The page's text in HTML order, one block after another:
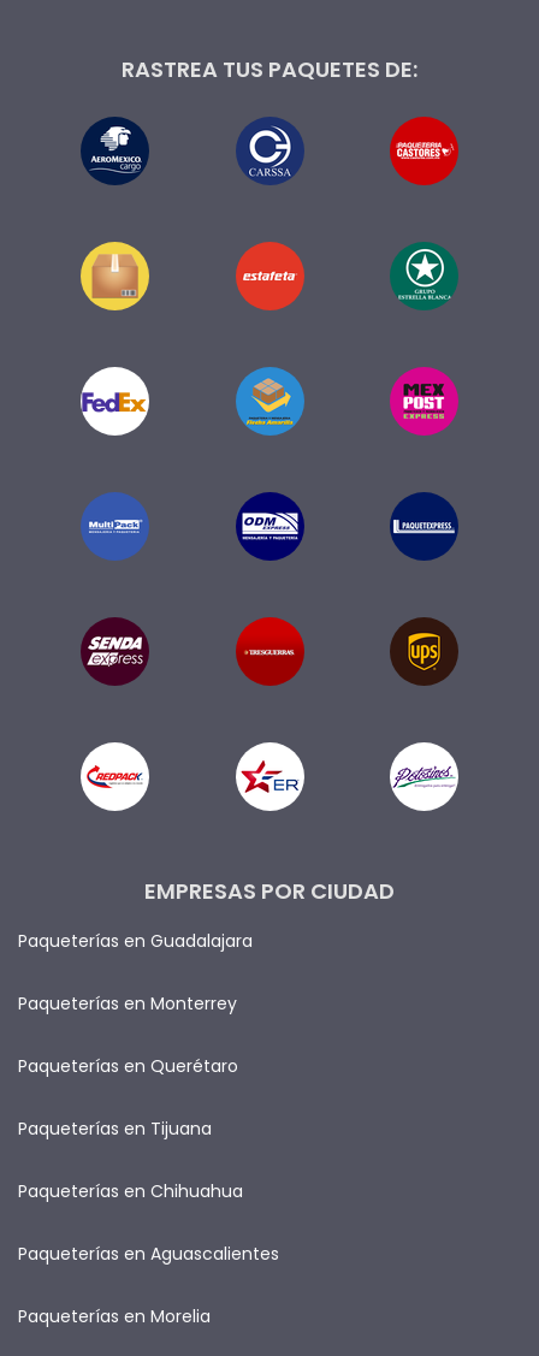
RASTREA TUS PAQUETES DE:
EMPRESAS POR CIUDAD
Paqueterías en Guadalajara
Paqueterías en Monterrey
Paqueterías en Querétaro
Paqueterías en Tijuana
Paqueterías en Chihuahua
Paqueterías en Aguascalientes
Paqueterías en Morelia